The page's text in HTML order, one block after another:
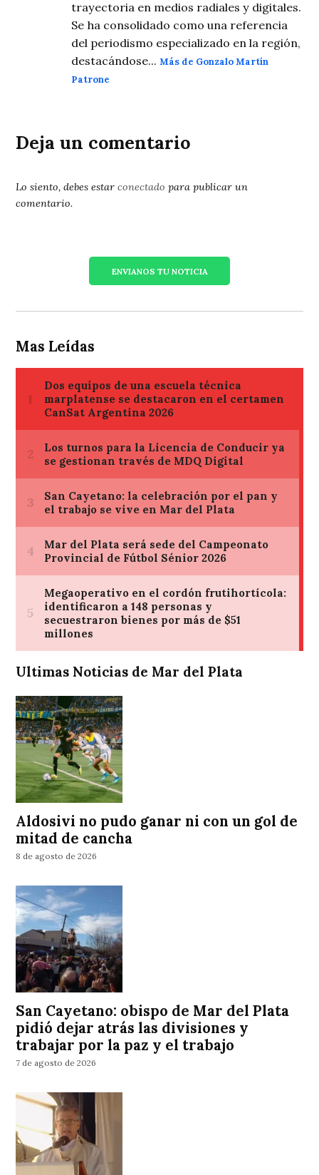
trayectoria en medios radiales y digitales.
Se ha consolidado como una referencia
del periodismo especializado en la región,
destacándose...Más de Gonzalo Martín
Patrone
Deja un comentario
Lo siento, debes estarconectado para publicar un
comentario.
ENVIANOS TU NOTICIA
Mas Leídas
Ultimas Noticias de Mar del Plata
Aldosivi no pudo ganar ni con un gol de
mitad de cancha
8 de agosto de 2026
San Cayetano: obispo de Mar del Plata
pidió dejar atrás las divisiones y
trabajar por la paz y el trabajo
7 de agosto de 2026